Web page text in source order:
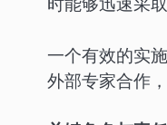
一个有效的实
外部专家合作